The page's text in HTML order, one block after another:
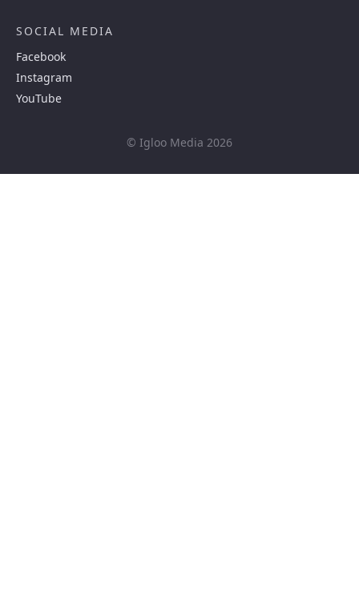
SOCIAL MEDIA
Facebook
Instagram
YouTube
© Igloo Media 2026